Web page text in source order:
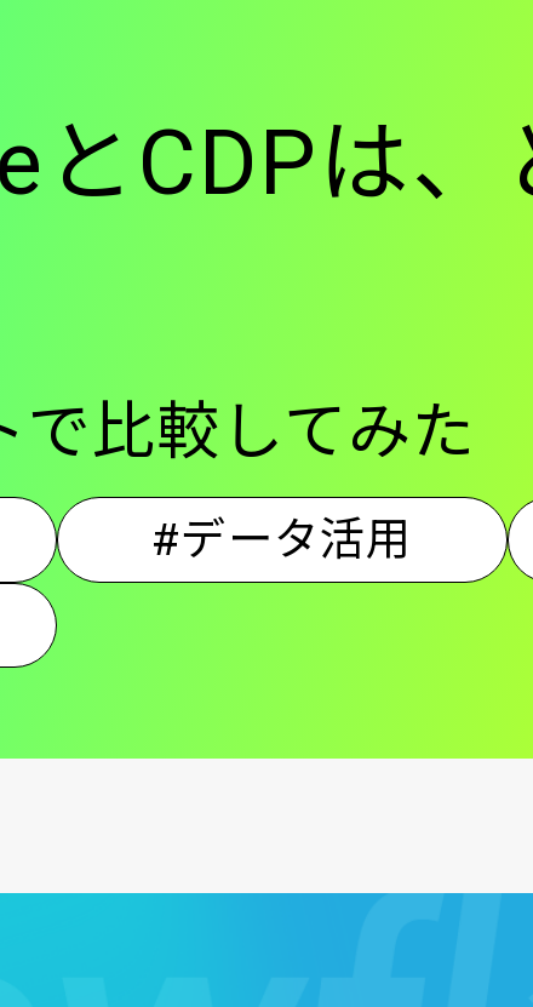
-
メ
イ
とCDPは
比較してみた
#データ活用